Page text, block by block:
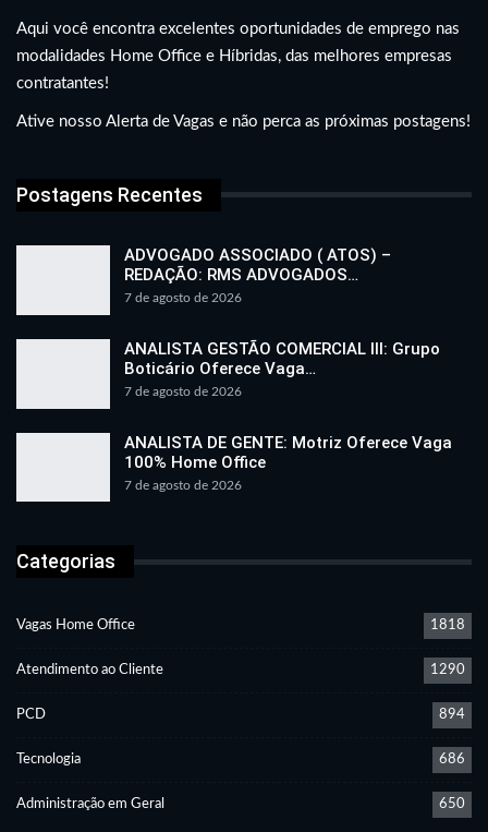
Aqui você encontra excelentes oportunidades de emprego nas
modalidades Home Office e Híbridas, das melhores empresas
contratantes!
Ative nosso Alerta de Vagas e não perca as próximas postagens!
Postagens Recentes
ADVOGADO ASSOCIADO ( ATOS) –
REDAÇÃO: RMS ADVOGADOS…
7 de agosto de 2026
ANALISTA GESTÃO COMERCIAL III: Grupo
Boticário Oferece Vaga…
7 de agosto de 2026
ANALISTA DE GENTE: Motriz Oferece Vaga
100% Home Office
7 de agosto de 2026
Categorias
Vagas Home Office 1818
Atendimento ao Cliente 1290
PCD 894
Tecnologia 686
Administração em Geral 650